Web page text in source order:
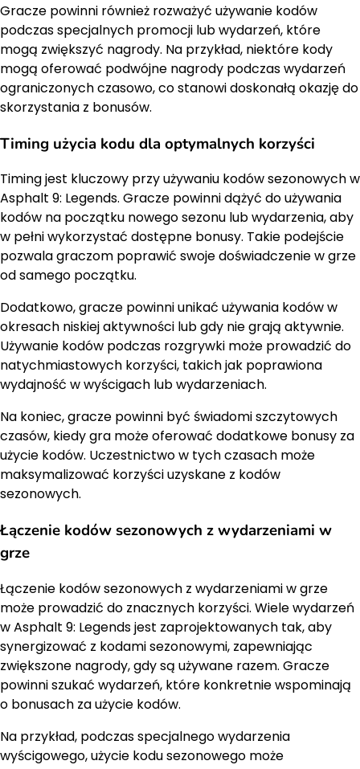
Gracze powinni również rozważyć używanie kodów
podczas specjalnych promocji lub wydarzeń, które
mogą zwiększyć nagrody. Na przykład, niektóre kody
mogą oferować podwójne nagrody podczas wydarzeń
ograniczonych czasowo, co stanowi doskonałą okazję do
skorzystania z bonusów.
Timing użycia kodu dla optymalnych korzyści
Timing jest kluczowy przy używaniu kodów sezonowych w
Asphalt 9: Legends. Gracze powinni dążyć do używania
kodów na początku nowego sezonu lub wydarzenia, aby
w pełni wykorzystać dostępne bonusy. Takie podejście
pozwala graczom poprawić swoje doświadczenie w grze
od samego początku.
Dodatkowo, gracze powinni unikać używania kodów w
okresach niskiej aktywności lub gdy nie grają aktywnie.
Używanie kodów podczas rozgrywki może prowadzić do
natychmiastowych korzyści, takich jak poprawiona
wydajność w wyścigach lub wydarzeniach.
Na koniec, gracze powinni być świadomi szczytowych
czasów, kiedy gra może oferować dodatkowe bonusy za
użycie kodów. Uczestnictwo w tych czasach może
maksymalizować korzyści uzyskane z kodów
sezonowych.
Łączenie kodów sezonowych z wydarzeniami w
grze
Łączenie kodów sezonowych z wydarzeniami w grze
może prowadzić do znacznych korzyści. Wiele wydarzeń
w Asphalt 9: Legends jest zaprojektowanych tak, aby
synergizować z kodami sezonowymi, zapewniając
zwiększone nagrody, gdy są używane razem. Gracze
powinni szukać wydarzeń, które konkretnie wspominają
o bonusach za użycie kodów.
Na przykład, podczas specjalnego wydarzenia
wyścigowego, użycie kodu sezonowego może